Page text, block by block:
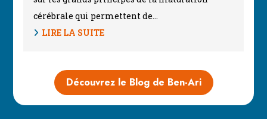
cérébrale qui permettent de…
LIRE LA SUITE
Découvrez le Blog de Ben-Ari